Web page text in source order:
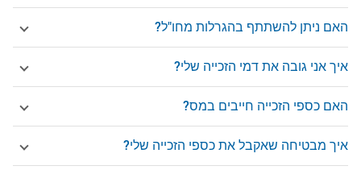
האם ניתן להשתתף בהגרלות מחו"ל?
איך אני גובה את דמי הזכייה שלי?
האם כספי הזכייה חייבים במס?
איך מבטיחה שאקבל את כספי הזכייה שלי?